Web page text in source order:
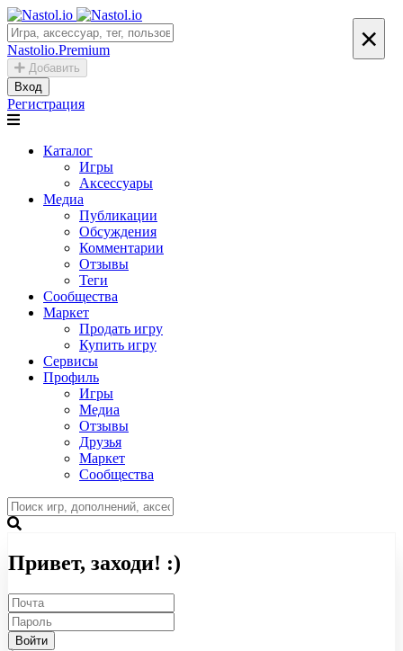
Nastolio.Premium
Добавить
Вход
Регистрация
Каталог
Игры
Аксессуары
Медиа
Публикации
Обсуждения
Комментарии
Отзывы
Теги
Сообщества
Маркет
Продать игру
Купить игру
Сервисы
Профиль
Игры
Медиа
Отзывы
Друзья
Маркет
Сообщества
×
Привет, заходи! :)
Войти